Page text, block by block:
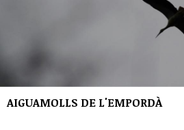
AIGUAMOLLS DE L'EMPORDÀ